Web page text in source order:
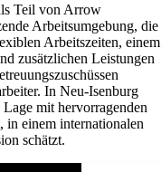
Teil von Arrow
Arbeitsumgebung, die
Arbeitszeiten, einem
zusätzlichen Leistungen
In Neu-Isenburg
mit hervorragenden
einem internationalen
schätzt.